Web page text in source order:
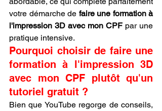
votre démarche de faire une formation à
l'impression 3D avec mon CPF par une
pratique intensive.
Pourquoi choisir de faire une
formation à l'impression 3D
avec mon CPF plutôt qu'un
tutoriel gratuit ?
Bien que YouTube regorge de conseils,